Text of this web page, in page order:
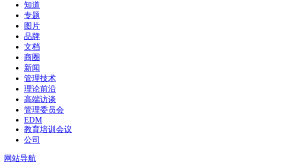
知道
专题
图片
品牌
文档
商圈
新闻
管理技术
理论前沿
高端访谈
管理委员会
EDM
教育培训会议
公司
网站导航